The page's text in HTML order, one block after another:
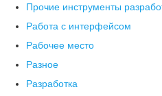
Прочие инструменты
Работа с интерфейсом
Рабочее место
Разное
Разработка